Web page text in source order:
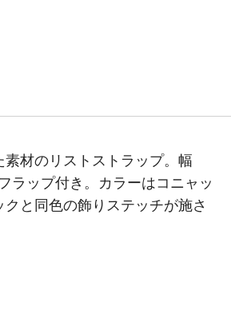
材のリストストラップ。幅
ラップ付き。カラーはコニャッ
と同色の飾りステッチが施さ